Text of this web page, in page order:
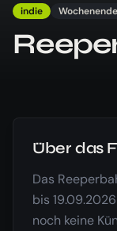
indie Wochenende
Über das
Das
bis
noch keine